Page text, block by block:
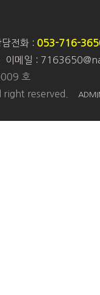
담전화 : 053-716-
이메일 :
호
right reserved.